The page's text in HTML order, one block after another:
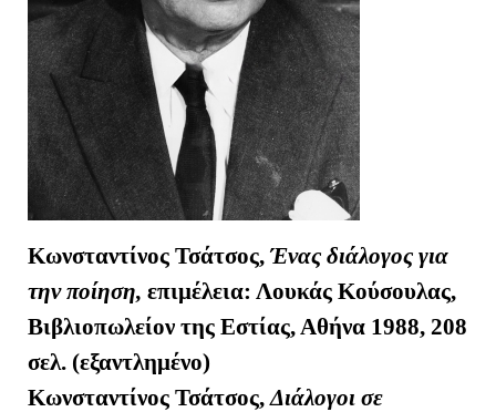
Κωνσταντίνος Τσάτσος, Ένας διάλογος για
την ποίηση, επιμέλεια: Λουκάς Κούσουλας,
Βιβλιοπωλείον της Εστίας, Αθήνα 1988, 208
σελ. (εξαντλημένο)
Κωνσταντίνος Τσάτσος,Διάλογοι σε